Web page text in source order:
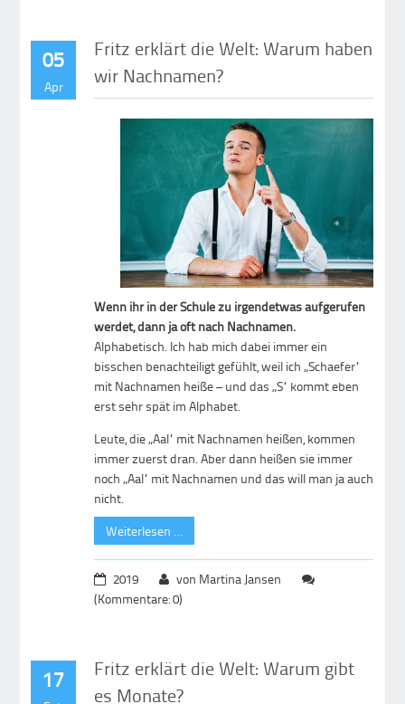
05
Apr
Fritz erklärt die Welt: Warum haben
wir Nachnamen?
Wenn ihr in der Schule zu irgendetwas aufgerufen
werdet, dann ja oft nach Nachnamen.
Alphabetisch. Ich hab mich dabei immer ein
bisschen benachteiligt gefühlt, weil ich „Schaefer“
mit Nachnamen heiße – und das „S“ kommt eben
erst sehr spät im Alphabet.
Leute, die „Aal“ mit Nachnamen heißen, kommen
immer zuerst dran. Aber dann heißen sie immer
noch „Aal“ mit Nachnamen und das will man ja auch
nicht.
Weiterlesen …
2019
von Martina Jansen
(Kommentare: 0)
17
Fritz erklärt die Welt: Warum gibt
es Monate?